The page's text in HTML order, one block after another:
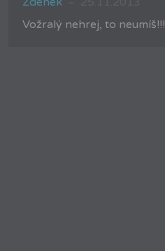
Vožralý nehrej, to neumíš!!!